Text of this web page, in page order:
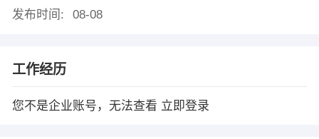
发布时间:
08-08
工作经历
您不是企业账号，无法查看 立即登录